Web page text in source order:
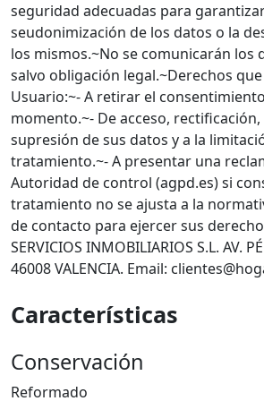
seguridad adecuadas para
seudonimización de los datos o la
los mismos.~No se comunicarán los
salvo obligación legal.~Derechos
Usuario:~- A retirar el
momento.~- De acceso,
supresión de sus datos y a la
tratamiento.~- A presentar una
Autoridad de control (agpd.es) si
tratamiento no se ajusta a la
de contacto para ejercer sus
SERVICIOS INMOBILIARIOS S.L. AV.
46008 VALENCIA. Email:
Características
Conservación
Reformado